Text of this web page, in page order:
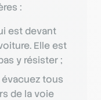
:
est devant
Elle est
y résister ;
tous
de la voie